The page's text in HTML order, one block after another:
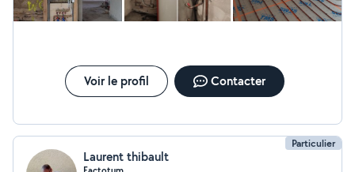
Voir le profil Contacter
Particulier
Laurent thibault